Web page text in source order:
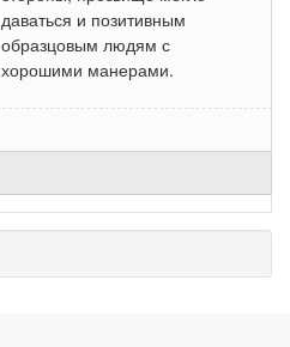
даваться и позитивным
образцовым людям с
хорошими манерами.